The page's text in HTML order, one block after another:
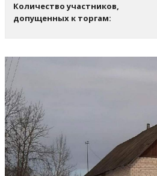
Количество участников,
допущенных к торгам: